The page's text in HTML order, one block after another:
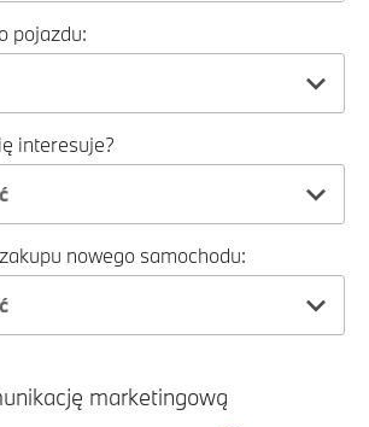
pojazdu:
interesuje?
nowego samochodu:
marketingową